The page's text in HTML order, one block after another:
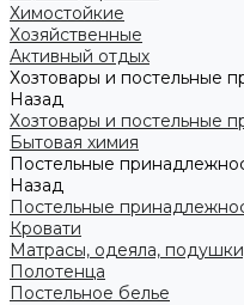
Химостойкие
Хозяйственные
Активный отдых
Хозтовары и постельные
Назад
Хозтовары и постельные
Бытовая химия
Постельные
Назад
Постельные
Кровати
Матрасы, одеяла,
Полотенца
Постельное белье